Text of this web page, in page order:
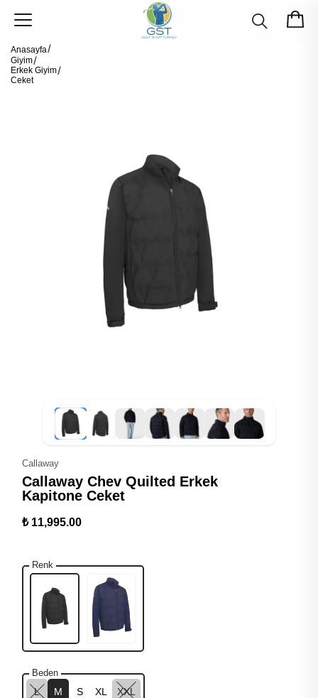
Anasayfa
Giyim
Erkek Giyim
Ceket
Callaway
Callaway Chev Quilted Erkek
Kapitone Ceket
₺ 11,995.00
Renk
Beden
L M S XL XXL